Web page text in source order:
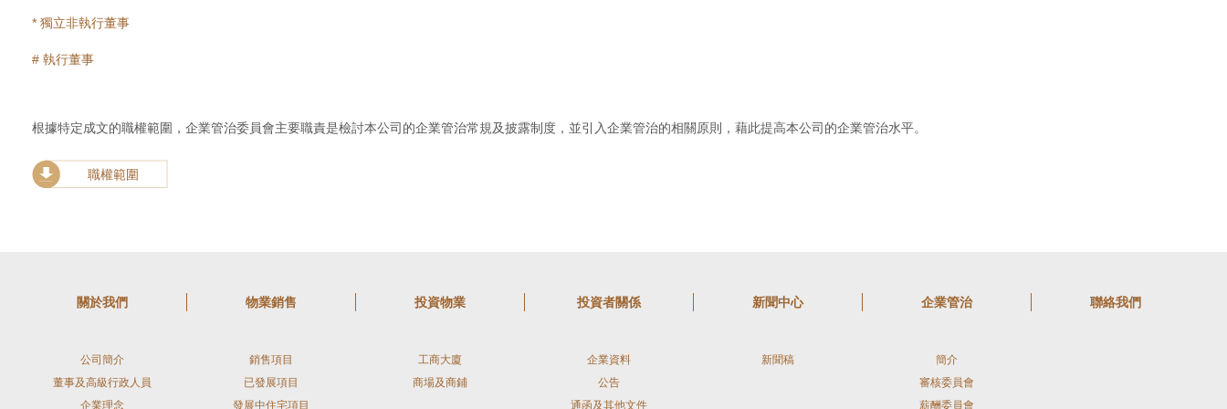
* 獨立非執行董事
# 執行董事
根據特定成文的職權範圍，企業管治委員會主要職責是檢討本公司的企業管治常規及披露制度，並引入企業管治的相關原則，藉此提高本公司的企業管治水平。
職權範圍
關於我們
公司簡介
董事及高級行政人員
企業理念
物業銷售
銷售項目
已發展項目
發展中住宅項目
投資物業
工商大廈
商場及商鋪
投資者關係
企業資料
公告
通函及其他文件
新聞中心
新聞稿
企業管治
簡介
審核委員會
薪酬委員會
聯絡我們